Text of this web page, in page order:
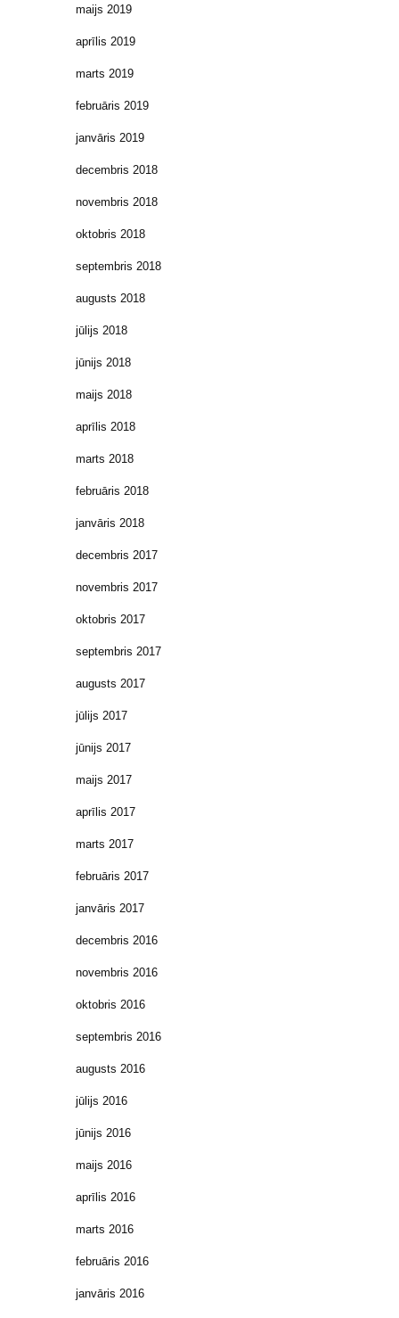
maijs 2019
aprīlis 2019
marts 2019
februāris 2019
janvāris 2019
decembris 2018
novembris 2018
oktobris 2018
septembris 2018
augusts 2018
jūlijs 2018
jūnijs 2018
maijs 2018
aprīlis 2018
marts 2018
februāris 2018
janvāris 2018
decembris 2017
novembris 2017
oktobris 2017
septembris 2017
augusts 2017
jūlijs 2017
jūnijs 2017
maijs 2017
aprīlis 2017
marts 2017
februāris 2017
janvāris 2017
decembris 2016
novembris 2016
oktobris 2016
septembris 2016
augusts 2016
jūlijs 2016
jūnijs 2016
maijs 2016
aprīlis 2016
marts 2016
februāris 2016
janvāris 2016